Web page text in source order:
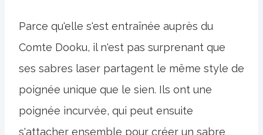
Parce qu'elle s'est entraînée auprès du
Comte Dooku, il n'est pas surprenant que
ses sabres laser partagent le même style de
poignée unique que le sien. Ils ont une
poignée incurvée, qui peut ensuite
s'attacher ensemble pour créer un sabre